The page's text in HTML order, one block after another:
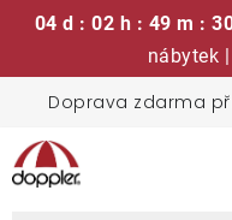
04 d : 02 h : 49 m :
nábytek
obsah
Doprava zdarma
Sedací soupravy
Slunečníky